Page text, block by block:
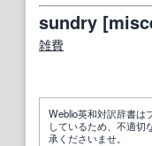
sundry
雑費
Weblio英和対訳辞書は
しているため、不適切
承くださいませ。